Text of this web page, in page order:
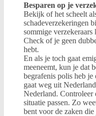
Besparen op je
Bekijk of het scheelt
schadeverzekeringen
sommige
Check of je geen
hebt.
En als je toch gaat
meeneemt, kun je dat
begrafenis polis heb
gaat weg uit
Nederland.
situatie passen. Zo
bent voor de zaken